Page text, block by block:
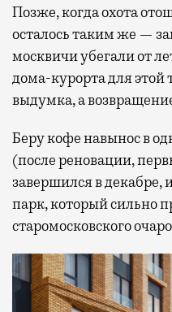
Позже, когда охота
осталось таким же —
москвичи убегали от
дома-курорта для этой
выдумка, а
Беру кофе навынос в
(после реновации,
завершился в декабре,
парк, который сильно
старомосковского